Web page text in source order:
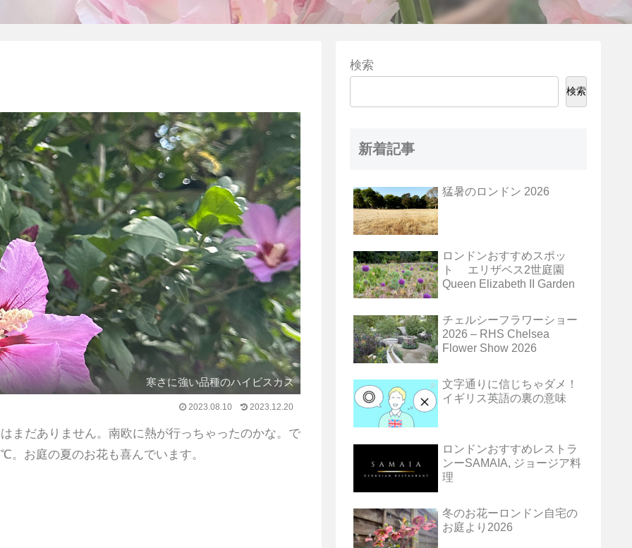
寒さに強い品種のハイビスカス
2023.08.10 2023.12.20
まだありません。南欧に熱が行っちゃったのかな。で
お庭の夏のお花も喜んでいます。
検索
検索
新着記事
猛暑のロンドン 2026
ロンドンおすすめスポッ
ト エリザベス2世庭園
Queen Elizabeth II Garden
チェルシーフラワーショー
2026 – RHS Chelsea
Flower Show 2026
文字通りに信じちゃダメ！
イギリス英語の裏の意味
ロンドンおすすめレストラ
ンーSAMAIA, ジョージア料
理
冬のお花ーロンドン自宅の
お庭より2026